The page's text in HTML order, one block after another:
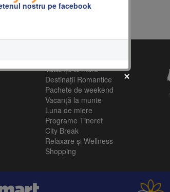
Vacanţă la mare
Destinații Romantice
Pachete de weekend
Vacanță la munte
Luna de miere
Programe Tineret
City Break
Relaxare și Wellness
Shopping
nostru pe facebook